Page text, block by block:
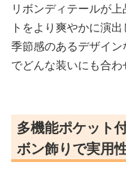
リボンディテールが
トをより爽やかに演出
季節感のあるデザイ
でどんな装いにも合わ
多機能ポケット
ボン飾りで実用